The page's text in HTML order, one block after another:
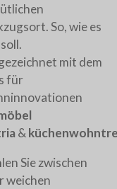
So, wie es
mit dem
für
&
Sie zwischen
weichen